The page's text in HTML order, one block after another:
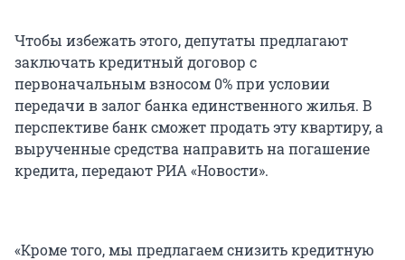
Чтобы избежать этого, депутаты предлагают
заключать кредитный договор с
первоначальным взносом 0% при условии
передачи в залог банка единственного жилья. В
перспективе банк сможет продать эту квартиру, а
вырученные средства направить на погашение
кредита, передают РИА «Новости».
«Кроме того, мы предлагаем снизить кредитную